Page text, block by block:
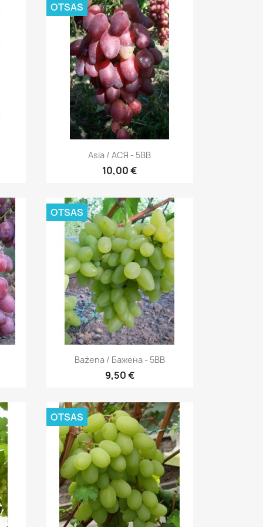
 Kiirvaade
Asia / АСЯ - 5BB
10,00 €
OTSAS
 Kiirvaade
Bażena / Бажена - 5BB
9,50 €
OTSAS
OTSAS